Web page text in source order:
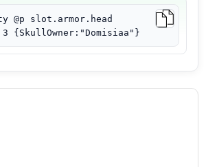
@p slot.armor.head
{SkullOwner:"Domisiaa"}